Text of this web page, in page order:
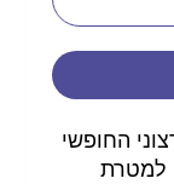
החופשי